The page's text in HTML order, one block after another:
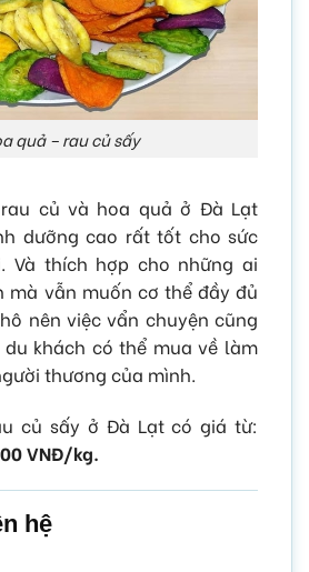
quả – rau củ sấy
củ và hoa quả ở Đà Lạt
dưỡng cao rất tốt cho sức
Và thích hợp cho những ai
mà vẫn muốn cơ thể đầy đủ
nên việc vẩn chuyện cũng
khách có thể mua về làm
thương của mình.
củ sấy ở Đà Lạt có giá từ:
VNĐ/kg.
hệ